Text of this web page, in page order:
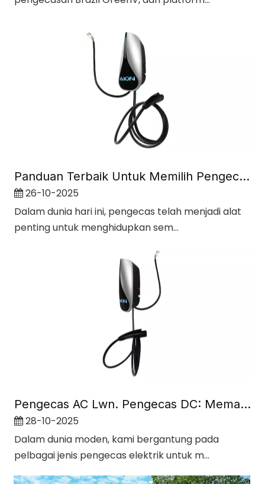
Panduan Terbaik Untuk Memilih Pengecas AC Yang Tepat untuk Peranti Anda
26-10-2025
Dalam dunia hari ini, pengecas telah menjadi alat
penting untuk menghidupkan sem...
Pengecas AC Lwn. Pengecas DC: Memahami Perbezaan Utama
28-10-2025
Dalam dunia moden, kami bergantung pada
pelbagai jenis pengecas elektrik untuk m...